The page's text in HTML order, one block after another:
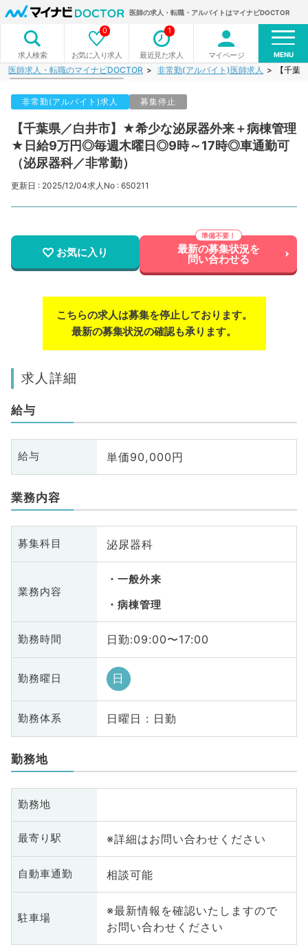
医師の求人・転職・アルバイトはマイナビDOCTOR
求人検索 お気に入り求人
0
最近見た求人
1
マイページ MENU
医師求人・転職のマイナビDOCTOR 非常勤(アルバイト)医師求人 【千
非常勤(アルバイト)求人 募集停止
【千葉県／白井市】★希少な泌尿器外来＋病棟管理
★日給9万円◎毎週木曜日◎9時～17時◎車通勤可
（泌尿器科／非常勤）
更新日 : 2025/12/04求人No : 650211
お気に入り 最新の募集状況を
問い合わせる
こちらの求人は募集を停止しております。
最新の募集状況の確認も承ります。
求人詳細
給与
給与 単価90,000円
業務内容
募集科目 泌尿器科
業務内容
一般外来
病棟管理
勤務時間 日勤:09:00〜17:00
勤務曜日 日
勤務体系 日曜日 : 日勤
勤務地
勤務地
最寄り駅 ※詳細はお問い合わせください
自動車通勤 相談可能
駐車場
※最新情報を確認いたしますので
お問い合わせください